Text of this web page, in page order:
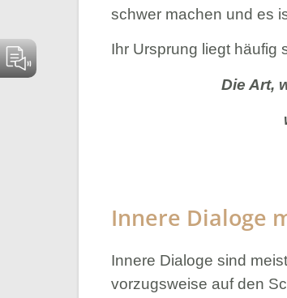
schwer machen und es
Ihr Ursprung liegt häufig
Die Art,
Innere Dialoge
Innere Dialoge sind
vorzugsweise auf den